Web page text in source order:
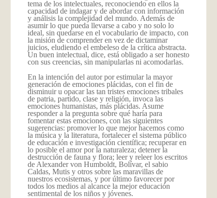
tema de los intelectuales, reconociendo en ellos la
capacidad de indagar y de abordar con información
y análisis la complejidad del mundo. Además de
asumir lo que pueda llevarse a cabo y no solo lo
ideal, sin quedarse en el vocabulario de impacto, con
la misión de comprender en vez de dictaminar
juicios, eludiendo el embeleso de la crítica abstracta.
Un buen intelectual, dice, está obligado a ser honesto
con sus creencias, sin manipularlas ni acomodarlas.
En la intención del autor por estimular la mayor
generación de emociones plácidas, con el fin de
disminuir u opacar las tan tristes emociones tribales
de patria, partido, clase y religión, invoca las
emociones humanistas, más plácidas. Asume
responder a la pregunta sobre qué haría para
fomentar estas emociones, con las siguientes
sugerencias: promover lo que mejor hacemos como
la música y la literatura, fortalecer el sistema público
de educación e investigación científica; recuperar en
lo posible el amor por la naturaleza; detener la
destrucción de fauna y flora; leer y releer los escritos
de Alexander von Humboldt, Bolívar, el sabio
Caldas, Mutis y otros sobre las maravillas de
nuestros ecosistemas, y por último favorecer por
todos los medios al alcance la mejor educación
sentimental de los niños y jóvenes.